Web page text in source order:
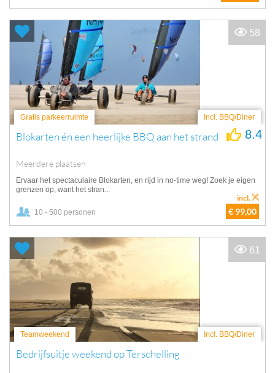
Gratis parkeerruimte Incl. BBQ/Diner
Blokarten én een heerlijke BBQ aan het strand
Meerdere plaatsen
8.4
Ervaar het spectaculaire Blokarten, en rijd in no-time weg! Zoek je eigen
grenzen op, want het stran...
10 - 500 personen € 99,00
incl.
58
Teamweekend Incl. BBQ/Diner
Bedrijfsuitje weekend op Terschelling
61